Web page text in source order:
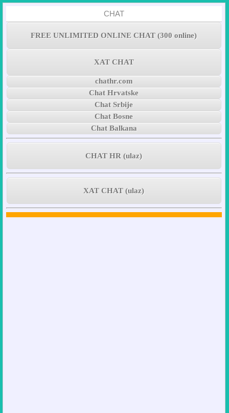
CHAT
FREE UNLIMITED ONLINE CHAT (300 online)
XAT CHAT
chathr.com
Chat Hrvatske
Chat Srbije
Chat Bosne
Chat Balkana
CHAT HR (ulaz)
XAT CHAT (ulaz)